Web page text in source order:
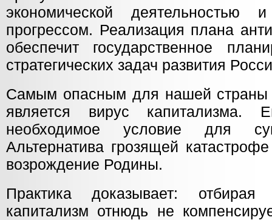
экономической деятельностью и
прогрессом. Реализация плана
обеспечит государственное
стратегических задач развития
Самым опасным для нашей страны
является вирус капитализма.
необходимое условие для
Альтернатива грозящей
возрождение Родины.
Практика доказывает:
капитализм отнюдь не